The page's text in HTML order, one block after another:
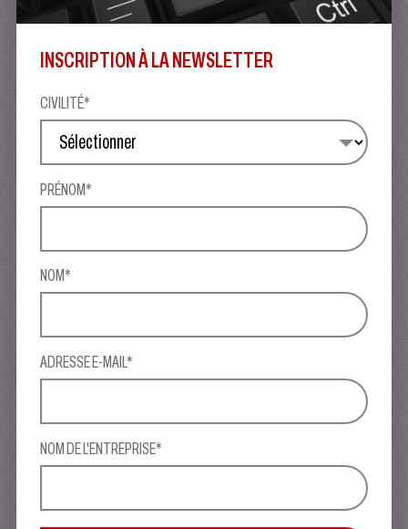
INSCRIPTION À LA NEWSLETTER
CIVILITÉ*
PRÉNOM*
NOM*
ADRESSE E-MAIL*
NOM DE L'ENTREPRISE*